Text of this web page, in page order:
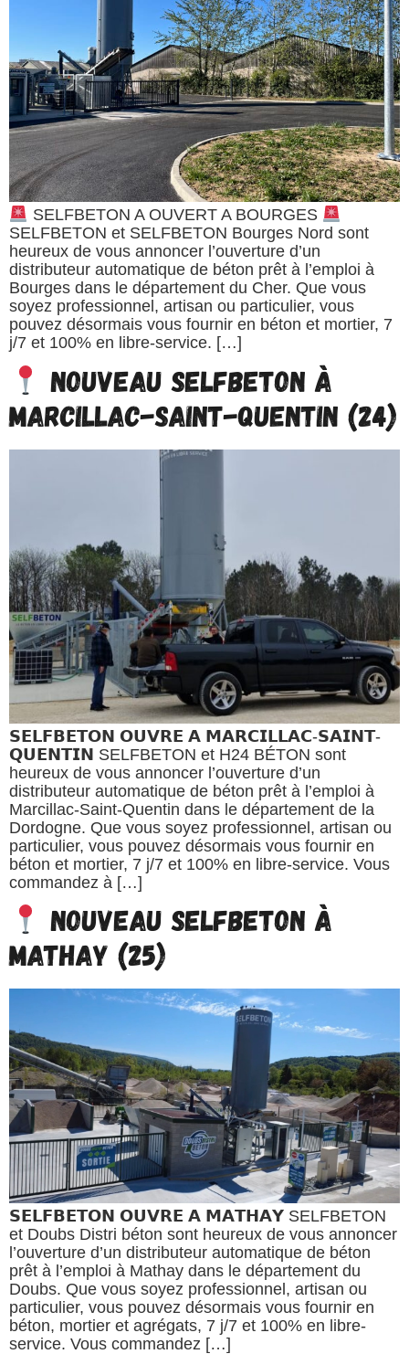
SELFBETON A OUVERT A BOURGES
SELFBETON et SELFBETON Bourges Nord sont
heureux de vous annoncer l’ouverture d’un
distributeur automatique de béton prêt à l’emploi à
Bourges dans le département du Cher. Que vous
soyez professionnel, artisan ou particulier, vous
pouvez désormais vous fournir en béton et mortier, 7
j/7 et 100% en libre-service. […]
Nouveau SELFBETON à
Marcillac-Saint-Quentin (24)
𝗦𝗘𝗟𝗙𝗕𝗘𝗧𝗢𝗡 𝗢𝗨𝗩𝗥𝗘 𝗔 𝗠𝗔𝗥𝗖𝗜𝗟𝗟𝗔𝗖-𝗦𝗔𝗜𝗡𝗧-
𝗤𝗨𝗘𝗡𝗧𝗜𝗡 SELFBETON et H24 BÉTON sont
heureux de vous annoncer l’ouverture d’un
distributeur automatique de béton prêt à l’emploi à
Marcillac-Saint-Quentin dans le département de la
Dordogne. Que vous soyez professionnel, artisan ou
particulier, vous pouvez désormais vous fournir en
béton et mortier, 7 j/7 et 100% en libre-service. Vous
commandez à […]
Nouveau SELFBETON à
Mathay (25)
𝗦𝗘𝗟𝗙𝗕𝗘𝗧𝗢𝗡 𝗢𝗨𝗩𝗥𝗘 𝗔 𝗠𝗔𝗧𝗛𝗔𝗬 SELFBETON
et Doubs Distri béton sont heureux de vous annoncer
l’ouverture d’un distributeur automatique de béton
prêt à l’emploi à Mathay dans le département du
Doubs. Que vous soyez professionnel, artisan ou
particulier, vous pouvez désormais vous fournir en
béton, mortier et agrégats, 7 j/7 et 100% en libre-
service. Vous commandez […]